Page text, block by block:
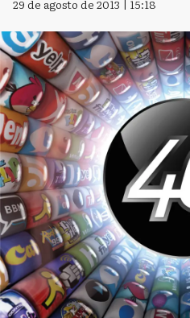
29 de agosto de 2013 | 15:18